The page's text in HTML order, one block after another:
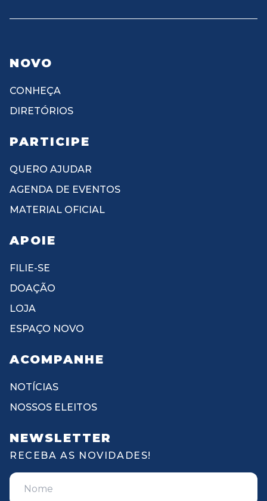
NOVO
CONHEÇA
DIRETÓRIOS
PARTICIPE
QUERO AJUDAR
AGENDA DE EVENTOS
MATERIAL OFICIAL
APOIE
FILIE-SE
DOAÇÃO
LOJA
ESPAÇO NOVO
ACOMPANHE
NOTÍCIAS
NOSSOS ELEITOS
NEWSLETTER
RECEBA AS NOVIDADES!